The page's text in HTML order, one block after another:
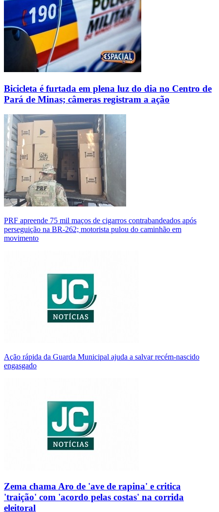
Bicicleta é furtada em plena luz do dia no Centro de
Pará de Minas; câmeras registram a ação
PRF apreende 75 mil maços de cigarros contrabandeados após
perseguição na BR-262; motorista pulou do caminhão em
movimento
Ação rápida da Guarda Municipal ajuda a salvar recém-nascido
engasgado
Zema chama Aro de 'ave de rapina' e critica
'traição' com 'acordo pelas costas' na corrida
eleitoral